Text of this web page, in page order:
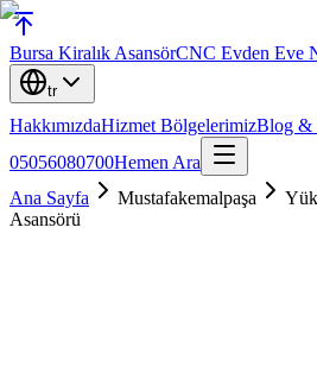
Bursa Kiralık AsansörCNC Evden Eve
tr
HakkımızdaHizmet BölgelerimizBlog &
05056080700Hemen Ara
Ana Sayfa
Mustafakemalpaşa
Asansörü